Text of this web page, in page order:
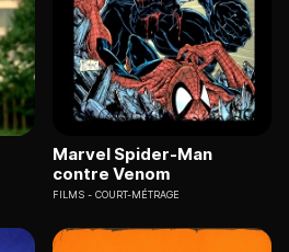
Marvel Spider-Man
contre Venom
FILMS COURT-MÉTRAGE